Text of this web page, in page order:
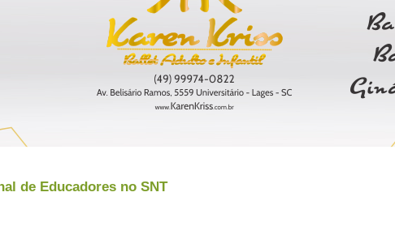
de Educadores no SNT